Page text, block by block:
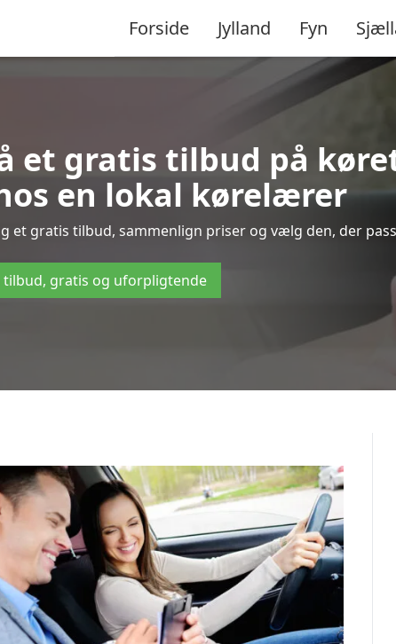
Forside Jylland Fyn
et gratis tilbud på
en lokal kørelærer
et gratis tilbud, sammenlign priser og vælg den, der
tilbud, gratis og uforpligtende